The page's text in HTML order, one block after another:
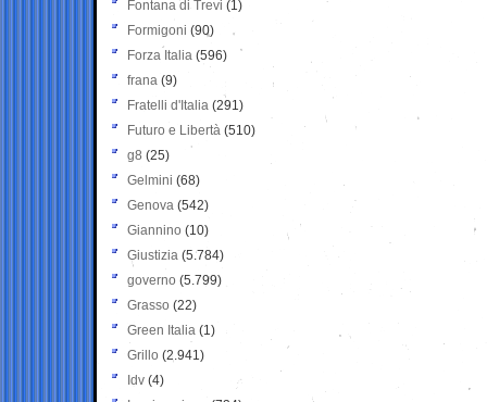
Fontana di Trevi (1)
Formigoni (90)
Forza Italia (596)
frana (9)
Fratelli d'Italia (291)
Futuro e Libertà (510)
g8 (25)
Gelmini (68)
Genova (542)
Giannino (10)
Giustizia (5.784)
governo (5.799)
Grasso (22)
Green Italia (1)
Grillo (2.941)
Idv (4)